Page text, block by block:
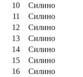
10
Силино
11
Силино
12
Силино
13
Силино
14
Силино
15
Силино
16
Силино